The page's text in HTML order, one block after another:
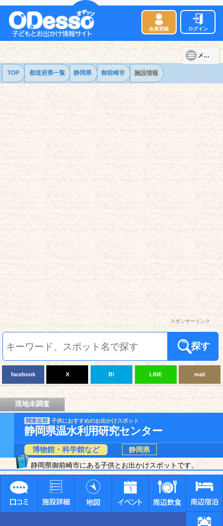
会員登録 ログイン
メニュー
TOP 都道府県一覧 静岡県 御前崎市 施設情報
スポンサーリンク
探す
facebook X B! LINE mail
現地未調査
関東近郊 子供におすすめのお出かけスポット
静岡県温水利用研究センター
博物館・科学館など
静岡県
静岡県御前崎市にある子供とお出かけスポットです。